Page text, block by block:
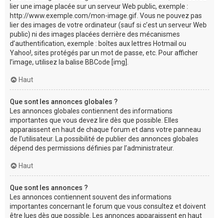
lier une image placée sur un serveur Web public, exemple :
http://www.exemple.com/mon-image.gif. Vous ne pouvez pas
lier des images de votre ordinateur (sauf si c’est un serveur Web
public) ni des images placées derrière des mécanismes
d’authentification, exemple : boîtes aux lettres Hotmail ou
Yahoo!, sites protégés par un mot de passe, etc. Pour afficher
l’image, utilisez la balise BBCode [img].
Haut
Que sont les annonces globales ?
Les annonces globales contiennent des informations
importantes que vous devez lire dès que possible. Elles
apparaissent en haut de chaque forum et dans votre panneau
de l’utilisateur. La possibilité de publier des annonces globales
dépend des permissions définies par l’administrateur.
Haut
Que sont les annonces ?
Les annonces contiennent souvent des informations
importantes concernant le forum que vous consultez et doivent
être lues dès que possible. Les annonces apparaissent en haut